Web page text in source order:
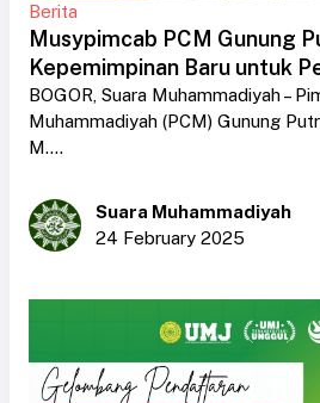
Berita
Musypimcab PCM Gunung
Kepemimpinan Baru untuk
BOGOR, Suara Muhammadiyah –
Muhammadiyah (PCM) Gunung
M....
Suara Muhammadiyah
24 February 2025